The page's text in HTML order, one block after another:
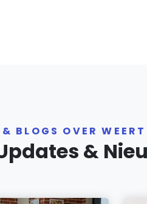
BLOGS OVER WEERT
&